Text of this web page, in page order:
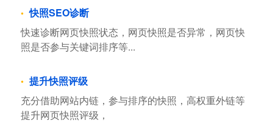
快照SEO诊断
快速诊断网页快照状态，网页快照是否异常，网页快
照是否参与关键词排序等...
提升快照评级
充分借助网站内链，参与排序的快照，高权重外链等
提升网页快照评级，